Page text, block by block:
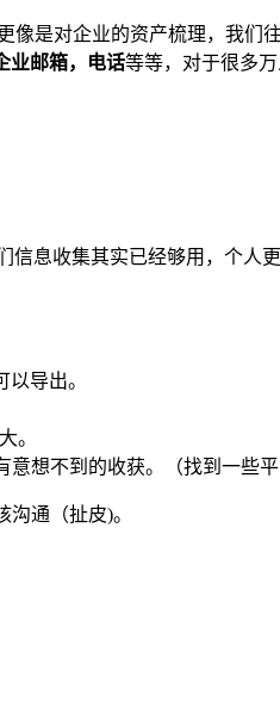
是对企业的资产梳理，我
业邮箱，电话等等，对于很多
信息收集其实已经够用，个
导出。
。
想不到的收获。（找到一些
通（扯皮)。